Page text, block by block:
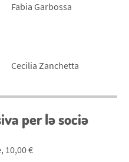
Fabia Garbossa
Cecilia Zanchetta
per lə sociə
10,00 €